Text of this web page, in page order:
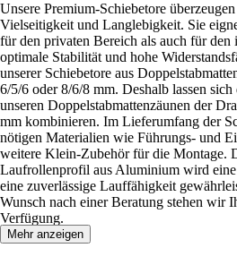
Unsere Premium-Schiebetore
Vielseitigkeit und Langlebigkeit. Sie
für den privaten Bereich als auch für
optimale Stabilität und hohe
unserer Schiebetore aus
6/5/6 oder 8/6/8 mm. Deshalb lassen
unseren Doppelstabmattenzäunen der
mm kombinieren. Im Lieferumfang der
nötigen Materialien wie Führungs- und
weitere Klein-Zubehör für die Montage.
Laufrollenprofil aus Aluminium wird
eine zuverlässige Lauffähigkeit
Wunsch nach einer Beratung stehen wir
Verfügung.
Mehr anzeigen